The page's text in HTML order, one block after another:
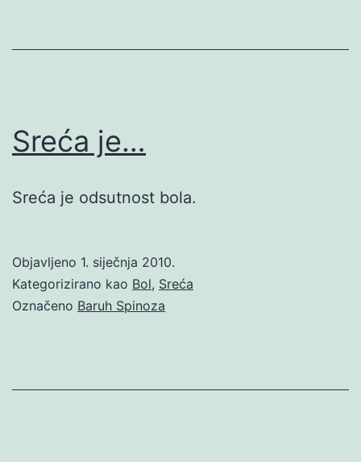
Sreća je…
Sreća je odsutnost bola.
Objavljeno 1. siječnja 2010.
Kategorizirano kao Bol, Sreća
Označeno Baruh Spinoza